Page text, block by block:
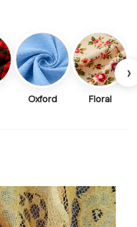
Oxford Floral
›